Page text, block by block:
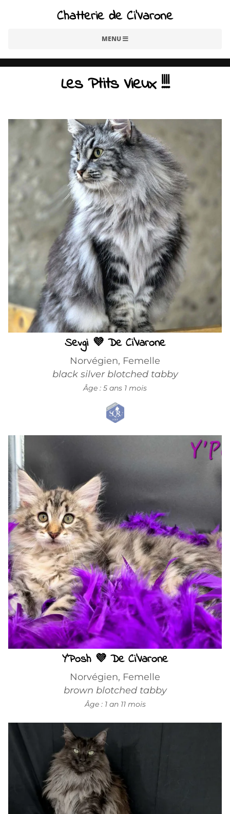
Chatterie de Ci'Varone
MENU
Les Ptits Vieux !!!!
Sevgi 💜 De Ci'Varone
Norvégien, Femelle
black silver blotched tabby
Âge : 5 ans 1 mois
Y'Posh 💜 De Ci'Varone
Norvégien, Femelle
brown blotched tabby
Âge : 1 an 11 mois